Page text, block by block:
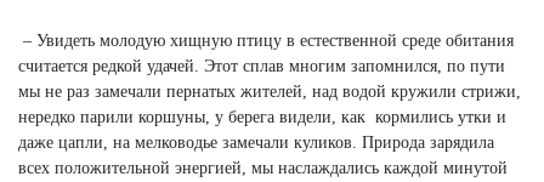
– Увидеть молодую хищную птицу в естественной среде обитания
считается редкой удачей. Этот сплав многим запомнился, по пути
мы не раз замечали пернатых жителей, над водой кружили стрижи,
нередко парили коршуны, у берега видели, как кормились утки и
даже цапли, на мелководье замечали куликов. Природа зарядила
всех положительной энергией, мы наслаждались каждой минутой